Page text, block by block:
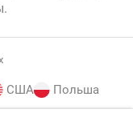
.
США
Польша